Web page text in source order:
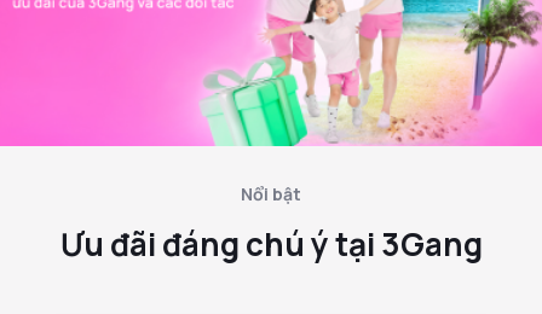
Nổi bật
Ưu đãi đáng chú ý tại 3Gang